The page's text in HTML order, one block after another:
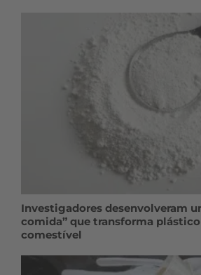
Investigadores desenvolveram
comida” que transforma
comestível